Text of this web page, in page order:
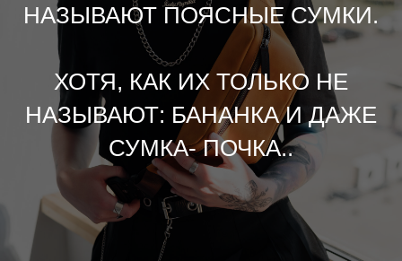
НАЗЫВАЮТ ПОЯСНЫЕ СУМКИ.
ХОТЯ, КАК ИХ ТОЛЬКО НЕ
НАЗЫВАЮТ: БАНАНКА И ДАЖЕ
СУМКА- ПОЧКА..